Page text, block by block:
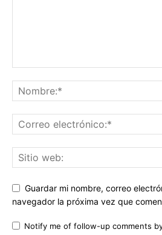
Guardar mi nombre, correo
navegador la próxima vez que
Notify me of follow-up comments